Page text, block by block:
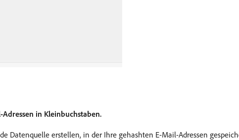
in Kleinbuchstaben.
Datenquelle erstellen, in der Ihre gehashten E-Mail-Adressen